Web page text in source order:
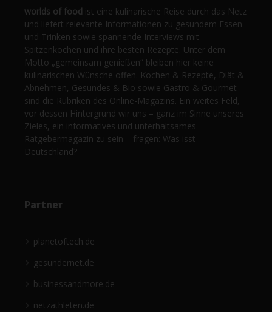
worlds of food ist eine kulinarische Reise durch das Netz
und liefert relevante Informationen zu gesundem Essen
und Trinken sowie spannende Interviews mit
Spitzenköchen und ihre besten Rezepte. Unter dem
Motto „gemeinsam genießen“ bleiben hier keine
kulinarischen Wünsche offen. Kochen & Rezepte, Diät &
Abnehmen, Gesundes & Bio sowie Gastro & Gourmet
sind die Rubriken des Online-Magazins. Ein weites Feld,
vor dessen Hintergrund wir uns – ganz im Sinne unseres
Zieles, ein informatives und unterhaltsames
Ratgebermagazin zu sein – fragen: Was isst
Deutschland?
Partner
planetoftech.de
gesündernet.de
businessandmore.de
netzathleten.de